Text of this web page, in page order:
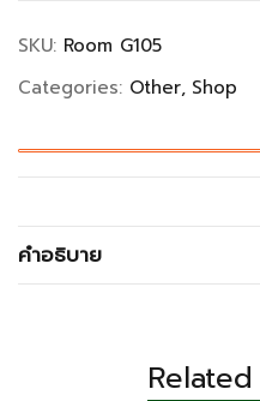
SKU: Room G105
Categories: Other Shop
คำอธิบาย